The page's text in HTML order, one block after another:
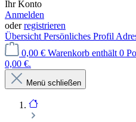
Ihr Konto
Anmelden
oderregistrieren
Übersicht Persönliches Profil
0,00 € Warenkorb enthält 0
0,00 €.
Menü schließen